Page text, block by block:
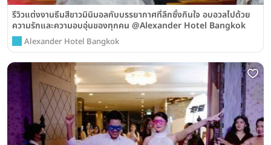
รีวิวแต่งงานธีมสีขาวมินิมอลกับบรรยากาศที่ลึกซึ้งกินใจ อบอวลไปด้วย
ความรักและความอบอุ่นของทุกคน @Alexander Hotel Bangkok
Alexander Hotel Bangkok